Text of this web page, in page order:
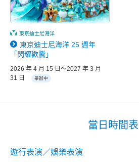
東京迪士尼海洋
東京迪士尼海洋 25 週年
「閃耀歡騰」
2026 年 4 月 15 日～2027 年 3 月
31 日
舉辦中
當日時間表
遊行表演／娛樂表演